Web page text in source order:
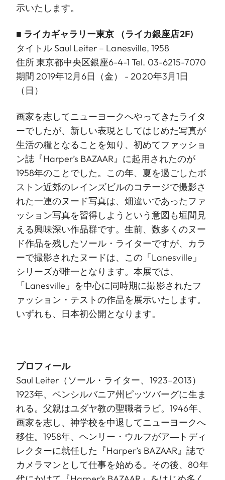
示いたします。
■ ライカギャラリー東京 （ライカ銀座店2F)
タイトル Saul Leiter – Lanesville, 1958
住所 東京都中央区銀座6-4-1 Tel. 03-6215-7070
期間 2019年12月6日（金） - 2020年3月1日
（日）
画家を志してニューヨークへやってきたライタ
ーでしたが、新しい表現としてはじめた写真が
生活の糧となることを知り、初めてファッショ
ン誌『Harper’s BAZAAR』に起用されたのが
1958年のことでした。この年、夏を過ごしたボ
ストン近郊のレインズビルのコテージで撮影さ
れた一連のヌード写真は、畑違いであったファ
ッション写真を習得しようという意図も垣間見
える興味深い作品群です。生前、数多くのヌー
ド作品を残したソール・ライターですが、カラ
ーで撮影されたヌードは、この「Lanesville」
シリーズが唯一となります。本展では、
「Lanesville」を中心に同時期に撮影されたフ
ァッション・テストの作品を展示いたします。
いずれも、日本初公開となります。
プロフィール
Saul Leiter（ソール・ライター、1923–2013）
1923年、ペンシルバニア州ピッツバーグに生ま
れる。父親はユダヤ教の聖職者ラビ。1946年、
画家を志し、神学校を中退してニューヨークへ
移住。1958年、ヘンリー・ウルフがア―トディ
レクターに就任した『Harper’s BAZAAR』誌で
カメラマンとして仕事を始める。その後、80年